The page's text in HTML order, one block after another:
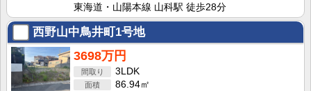
東海道・山陽本線 山科駅 徒歩28分
西野山中鳥井町1号地
3698万円
3LDK
86.94㎡